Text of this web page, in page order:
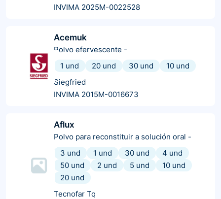
INVIMA 2025M-0022528
Acemuk
Polvo efervescente -
1 und
20 und 30 und
10 und
Siegfried
INVIMA 2015M-0016673
Aflux
Polvo para reconstituir a solución oral -
3 und
1 und 30 und
4 und
50 und
2 und 5 und
10 und
20 und
Tecnofar Tq